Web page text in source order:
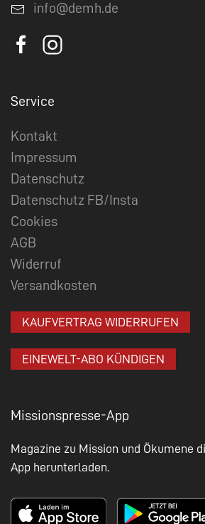
info@demh.de
Service
Kontakt
Impressum
Datenschutz
Datenschutz FB/Insta
Cookies
AGB
Widerruf
Versandkosten
KAUFVERTRAG WIDERRUFEN
EINEWELT-ABO KÜNDIGEN
Missionspresse-App
Magazine zu Mission und Ökumene
App herunterladen.